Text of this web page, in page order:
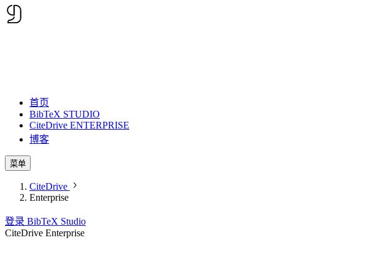
首页
BibTeX STUDIO
CiteDrive ENTERPRISE
博客
菜单
CiteDrive
Enterprise
登录 BibTeX Studio
CiteDrive Enterprise